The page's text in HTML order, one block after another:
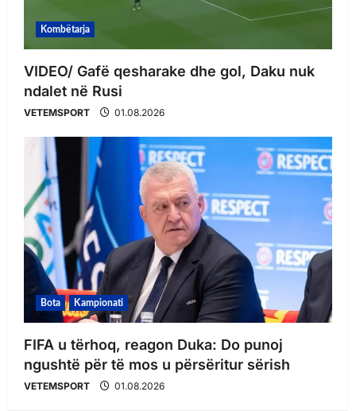
Kombëtarja
VIDEO/ Gafë qesharake dhe gol, Daku nuk
ndalet në Rusi
VETEMSPORT 01.08.2026
Bota Kampionati
FIFA u tërhoq, reagon Duka: Do punoj
ngushtë për të mos u përsëritur sërish
VETEMSPORT 01.08.2026